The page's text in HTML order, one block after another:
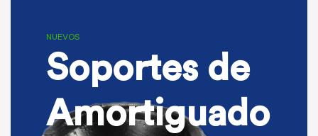
NUEVOS
Soportes de
Amortiguado